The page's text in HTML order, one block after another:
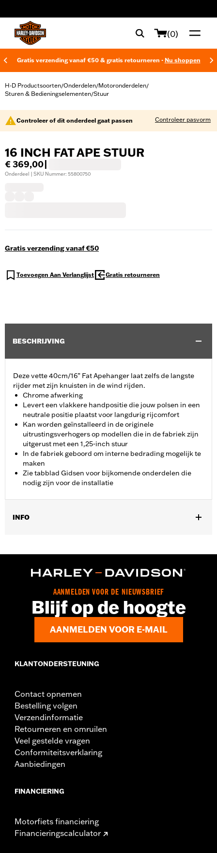
(0)
Gratis verzending vanaf €50 & gratis retourneren - Nu shoppen
H-D Productsoorten/Onderdelen/Motoronderdelen/
Sturen & Bedieningselementen/Stuur
Controleer of dit onderdeel gaat passen Controleer pasvorm
16 INCH FAT APE STUUR
€ 369,00
Onderdeel | SKU Nummer: 55800750
Gratis verzending vanaf €50
Toevoegen Aan Verlanglijst Gratis retourneren
BESCHRIJVING
Deze vette 40cm/16” Fat Apehanger laat zelfs de langste
rijder met zijn knuisten in de wind rijden.
Chrome afwerking
Levert een vlakkere handpositie die jouw polsen in een
neutrale positie plaatst voor langdurig rijcomfort
Kan worden geïnstalleerd in de originele
uitrustingsverhogers op modellen die in de fabriek zijn
uitgerust met een 1,25-inch stuur
In de fabriek geboord om interne bedrading mogelijk te
maken
Zie tabblad Gidsen voor bijkomende onderdelen die
nodig zijn voor de installatie
INFO
een afzonderlijke aankoop van een stuurverhogerset van 1,25
duimen vereist. Voor alle modellen moeten aanvullende
montage-onderdelen afzonderlijk worden aangeschaft.
Installatie-instructies
Harley-Davidson Handlebar Installation
Basisbreedte: 11.0
Apart verkocht:Extra installatiecomponenten
Materiaaldiameter maateenheid:
Per stuk verkocht:Elk
Materiaal:Staal
In de doos:Stuur, aluminium isolatoren (4), installatie-
instructies
Pullback:3.71
NOTITIES:Voor de installatie van sommige sturen en
stuurverhogers kan voor sommige modellen een
andere koppelings- en/of gaskabel en remleiding
AANMELDEN VOOR DE NIEUWSBRIEF
Blijf op de hoogte
AANMELDEN VOOR E-MAIL
KLANTONDERSTEUNING
Contact opnemen
Bestelling volgen
Verzendinformatie
Retourneren en omruilen
Veel gestelde vragen
Conformiteitsverklaring
Aanbiedingen
FINANCIERING
Motorfiets financiering
Financieringscalculator